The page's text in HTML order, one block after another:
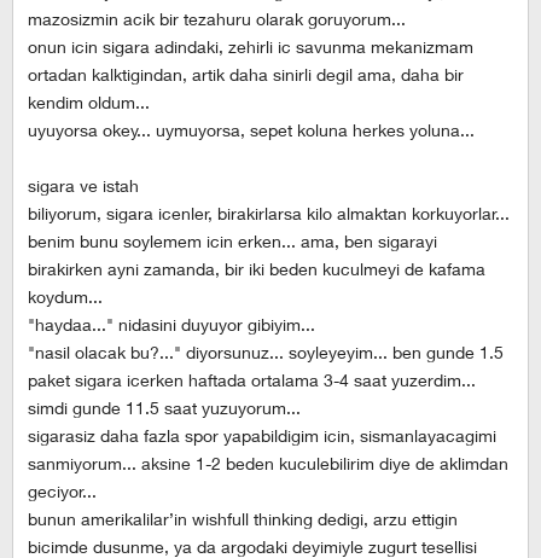
mazosizmin acik bir tezahuru olarak goruyorum...
onun icin sigara adindaki, zehirli ic savunma mekanizmam
ortadan kalktigindan, artik daha sinirli degil ama, daha bir
kendim oldum...
uyuyorsa okey... uymuyorsa, sepet koluna herkes yoluna...
sigara ve istah
biliyorum, sigara icenler, birakirlarsa kilo almaktan korkuyorlar...
benim bunu soylemem icin erken... ama, ben sigarayi
birakirken ayni zamanda, bir iki beden kuculmeyi de kafama
koydum...
"haydaa..." nidasini duyuyor gibiyim...
"nasil olacak bu?..." diyorsunuz... soyleyeyim... ben gunde 1.5
paket sigara icerken haftada ortalama 3-4 saat yuzerdim...
simdi gunde 11.5 saat yuzuyorum...
sigarasiz daha fazla spor yapabildigim icin, sismanlayacagimi
sanmiyorum... aksine 1-2 beden kuculebilirim diye de aklimdan
geciyor...
bunun amerikalilar’in wishfull thinking dedigi, arzu ettigin
bicimde dusunme, ya da argodaki deyimiyle zugurt tesellisi